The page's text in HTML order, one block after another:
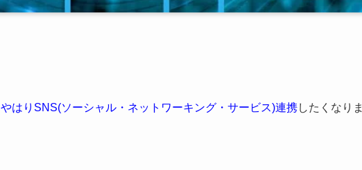
やはりSNS(ソーシャル・ネットワーキング・サービス)連携したくなりま